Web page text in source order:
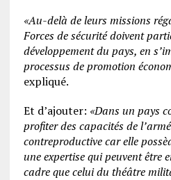
«Au-delà de leurs missions
Forces de sécurité doivent
développement du pays, en
processus de promotion
expliqué.
Et d’ajouter: «Dans un pays
profiter des capacités de
contreproductive car elle
une expertise qui peuvent être
cadre que celui du théâtre